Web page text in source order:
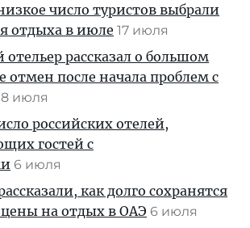
число туристов выбрали
отдыха в июле 17 июля
рассказал о большом
отмен после начала проблем с
8 июля
российских отелей,
гостей с
6 июля
как долго сохранятся
на отдых в ОАЭ 6 июля